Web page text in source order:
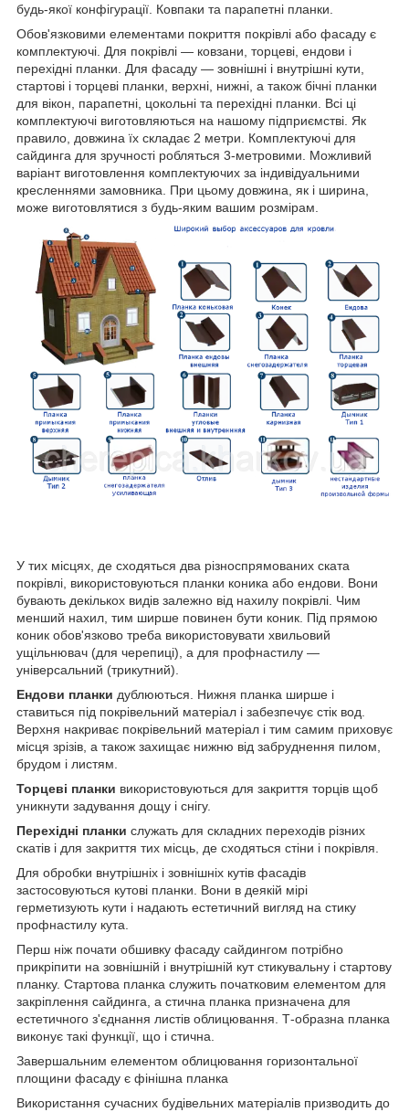
будь-якої конфігурації. Ковпаки та парапетні планки.
Обов'язковими елементами покриття покрівлі або фасаду є
комплектуючі. Для покрівлі — ковзани, торцеві, ендови і
перехідні планки. Для фасаду — зовнішні і внутрішні кути,
стартові і торцеві планки, верхні, нижні, а також бічні планки
для вікон, парапетні, цокольні та перехідні планки. Всі ці
комплектуючі виготовляються на нашому підприємстві. Як
правило, довжина їх складає 2 метри. Комплектуючі для
сайдинга для зручності робляться 3-метровими. Можливий
варіант виготовлення комплектуючих за індивідуальними
кресленнями замовника. При цьому довжина, як і ширина,
може виготовлятися з будь-яким вашим розмірам.
У тих місцях, де сходяться два різноспрямованих ската
покрівлі, використовуються планки коника або ендови. Вони
бувають декількох видів залежно від нахилу покрівлі. Чим
менший нахил, тим ширше повинен бути коник. Під прямою
коник обов'язково треба використовувати хвильовий
ущільнювач (для черепиці), а для профнастилу —
універсальний (трикутний).
Ендови планки дублюються. Нижня планка ширше і
ставиться під покрівельний матеріал і забезпечує стік вод.
Верхня накриває покрівельний матеріал і тим самим приховує
місця зрізів, а також захищає нижню від забруднення пилом,
брудом і листям.
Торцеві планки використовуються для закриття торців щоб
уникнути задування дощу і снігу.
Перехідні планки служать для складних переходів різних
скатів і для закриття тих місць, де сходяться стіни і покрівля.
Для обробки внутрішніх і зовнішніх кутів фасадів
застосовуються кутові планки. Вони в деякій мірі
герметизують кути і надають естетичний вигляд на стику
профнастилу кута.
Перш ніж почати обшивку фасаду сайдингом потрібно
прикріпити на зовнішній і внутрішній кут стикувальну і стартову
планку. Стартова планка служить початковим елементом для
закріплення сайдинга, а стична планка призначена для
естетичного з'єднання листів облицювання. Т-образна планка
виконує такі функції, що і стична.
Завершальним елементом облицювання горизонтальної
площини фасаду є фінішна планка
Використання сучасних будівельних матеріалів призводить до